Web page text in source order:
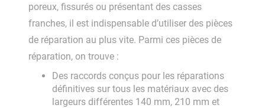
poreux, fissurés ou présentant des casses
franches, il est indispensable d’utiliser des pièces
de réparation au plus vite. Parmi ces pièces de
réparation, on trouve :
Des raccords conçus pour les réparations
définitives sur tous les matériaux avec des
largeurs différentes 140 mm, 210 mm et